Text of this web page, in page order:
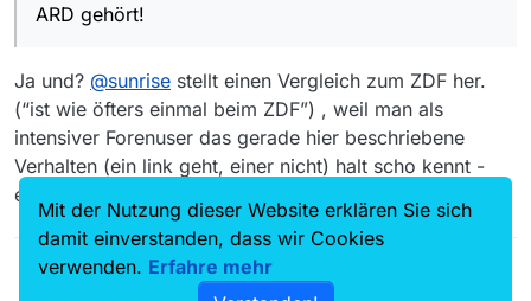
- ein Treffer.
ARD gehört!
Ja und? @sunrise stellt einen Vergleich zum ZDF her.
(“ist wie öfters einmal beim ZDF”) , weil man als
intensiver Forenuser das gerade hier beschriebene
Verhalten (ein link geht, einer nicht) halt scho kennt -
eben vom ZDF.
Mit der Nutzung dieser Website erklären Sie sich
damit einverstanden, dass wir Cookies
verwenden. Erfahre mehr